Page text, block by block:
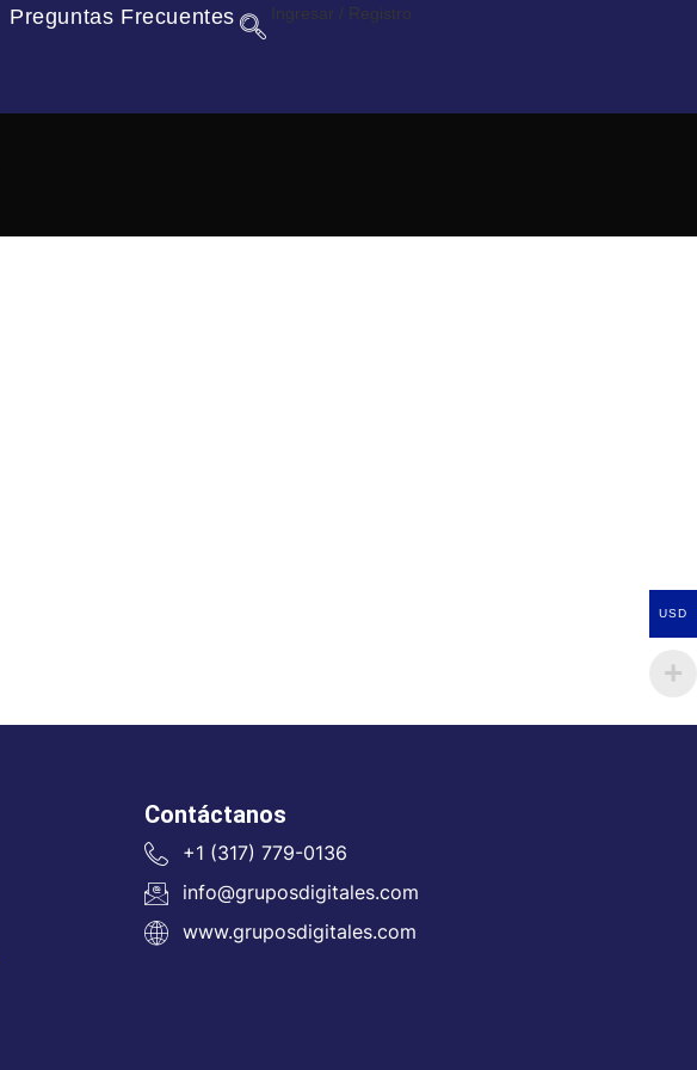
Preguntas Frecuentes Ingresar / Registro
Contáctanos
+1 (317) 779-0136
info@gruposdigitales.com
www.gruposdigitales.com
USD